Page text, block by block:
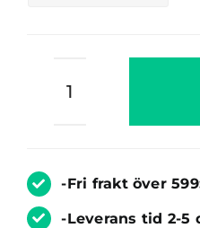
-Fri frakt över
-Leverans tid 2-5